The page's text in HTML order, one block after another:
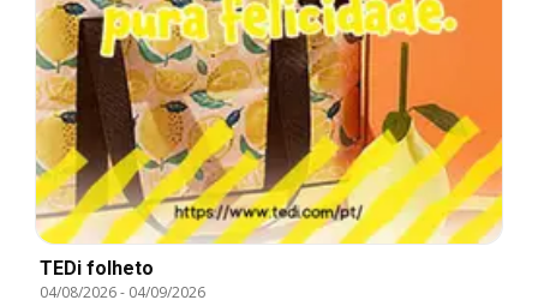
TEDi folheto
04/08/2026- 04/09/2026